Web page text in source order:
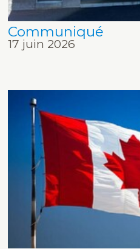
Communiqué
17 juin 2026